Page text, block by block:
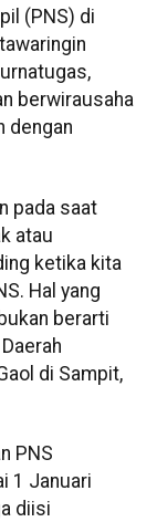
(PNS) di
berwirausaha
dengan
pada saat
atau
ketika kita
Hal yang
berarti
di Sampit,
PNS
1 Januari
diisi